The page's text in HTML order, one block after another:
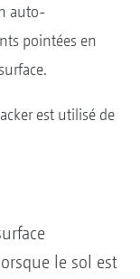
auto-
pointées en
est utilisé de
le sol est